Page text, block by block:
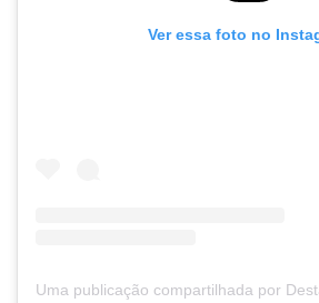
Ver essa foto no